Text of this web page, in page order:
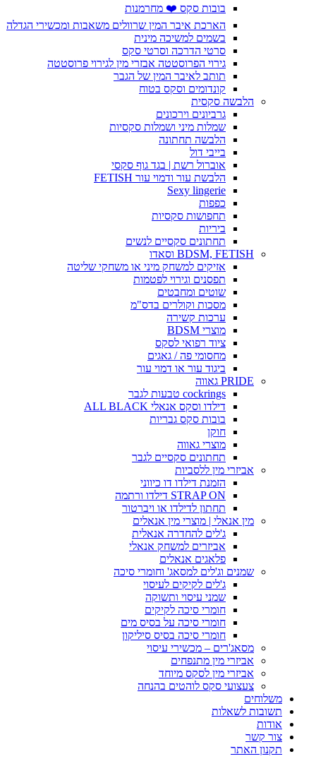
בובות סקס ❤️ מחרמנות
הארכת איבר המין שרוולים משאבות ומכשירי הגדלה
בשמים למשיכה מינית
סרטי הדרכה וסרטי סקס
גירוי הפרוסטטה אבזרי מין לגירוי פרוסטטה
תותב לאיבר המין של הגבר
קונדומים וסקס בטוח
הלבשה סקסית
גרביונים וירכונים
שמלות מיני ושמלות סקסיות
הלבשה תחתונה
בייבי דול
אוברול רשת | בגד גוף סקסי
הלבשת עור ודמוי עור FETISH
Sexy lingerie
כפפות
תחפושות סקסיות
ביריות
תחתונים סקסיים לנשים
BDSM, FETISH וסאדו
אזיקים למשחק מיני או משחקי שליטה
תפסנים וגירוי לפטמות
שוטים ומחבטים
מסכות וקולרים בדס"מ
ערכות קשירה
מוצרי BDSM
ציוד רפואי לסקס
מחסומי פה / גאגים
ביגוד עור או דמוי עור
PRIDE גאווה
cockrings טבעות לגבר
דילדו וסקס אנאלי ALL BLACK
בובות סקס גבריות
חוקן
מוצרי גאווה
תחתונים סקסיים לגבר
אביזרי מין ללסביות
הזמנת דילדו דו כיווני
STRAP ON דילדו ורתמה
תחתון לדילדו או ויברטור
מין אנאלי | מוצרי מין אנאלים
ג'לים להחדרה אנאלית
אביזרים למשחק אנאלי
פלאגים אנאלים
שמנים וג'לים למסאג' וחומרי סיכה
ג'לים לקיקים לעיסוי
שמני עיסוי ותשוקה
חומרי סיכה לקיקים
חומרי סיכה על בסיס מים
חומרי סיכה בסיס סיליקון
מסאג'רים – מכשירי עיסוי
אביזרי מין מתנפחים
אביזרי מין לסקס מיוחד
צעצועי סקס לוהטים בהנחה
משלוחים
תשובות לשאלות
אודות
צור קשר
תקנון האתר